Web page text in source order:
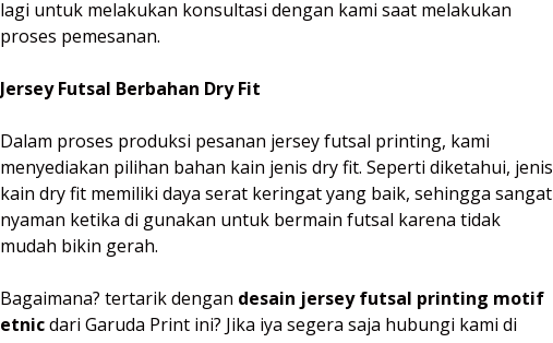
lagi untuk melakukan konsultasi dengan kami saat melakukan
proses pemesanan.
Jersey Futsal Berbahan Dry Fit
Dalam proses produksi pesanan jersey futsal printing, kami
menyediakan pilihan bahan kain jenis dry fit. Seperti diketahui, jenis
kain dry fit memiliki daya serat keringat yang baik, sehingga sangat
nyaman ketika di gunakan untuk bermain futsal karena tidak
mudah bikin gerah.
Bagaimana? tertarik dengan desain jersey futsal printing motif
etnicdari Garuda Print ini? Jika iya segera saja hubungi kami di